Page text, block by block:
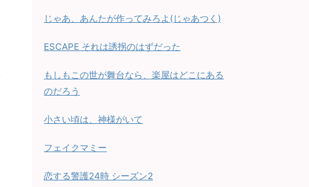
じゃあ、あんたが作ってみろよ(じゃあつく)
ESCAPE それは誘拐のはずだった
もしもこの世が舞台なら、楽屋はどこにある
のだろう
小さい頃は、神様がいて
フェイクマミー
恋する警護24時 シーズン2